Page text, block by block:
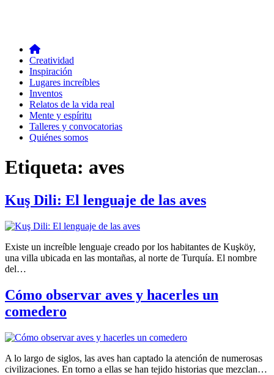
Creatividad
Inspiración
Lugares increíbles
Inventos
Relatos de la vida real
Mente y espíritu
Talleres y convocatorias
Quiénes somos
Etiqueta: aves
Kuş Dili: El lenguaje de las aves
Existe un increíble lenguaje creado por los habitantes de Kuşköy,
una villa ubicada en las montañas, al norte de Turquía. El nombre
del…
Cómo observar aves y hacerles un
comedero
A lo largo de siglos, las aves han captado la atención de numerosas
civilizaciones. En torno a ellas se han tejido historias que mezclan…